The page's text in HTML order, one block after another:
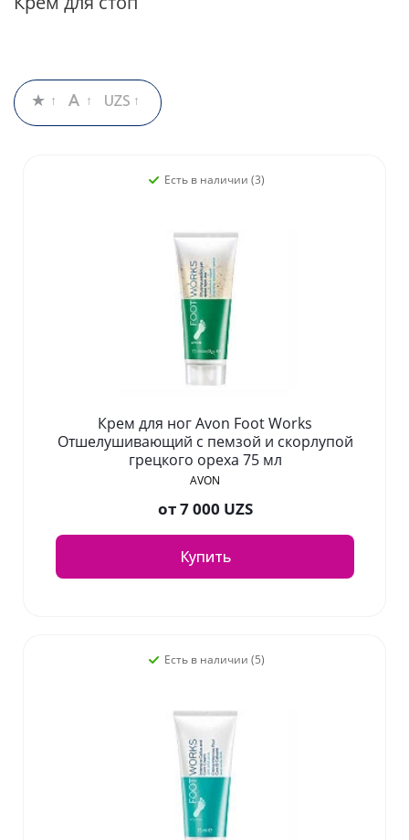
Есть в наличии (3)
Крем для ног Avon Foot Works
Отшелушивающий с пемзой и скорлупой
грецкого ореха 75 мл
AVON
от7 000 UZS
Купить
Есть в наличии (5)